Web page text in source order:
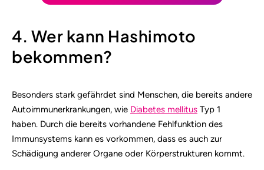
4. Wer kann Hashimoto
bekommen?
Besonders stark gefährdet sind Menschen, die bereits andere
Autoimmunerkrankungen, wie Diabetes mellitus Typ 1
haben. Durch die bereits vorhandene Fehlfunktion des
Immunsystems kann es vorkommen, dass es auch zur
Schädigung anderer Organe oder Körperstrukturen kommt.